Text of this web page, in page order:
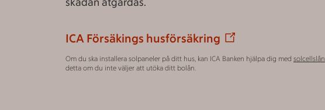
ICA Försäkings husförsäkring
Om du ska installera solpaneler på ditt hus, kan ICA Banken hjälpa dig med solcellslån
detta om du inte väljer att utöka ditt bolån.